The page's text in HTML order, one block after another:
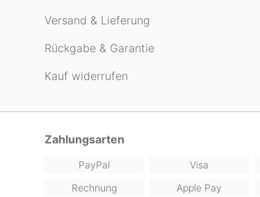
Versand & Lieferung
Rückgabe & Garantie
Kauf widerrufen
Zahlungsarten
PayPal Visa
Rechnung
Apple Pay